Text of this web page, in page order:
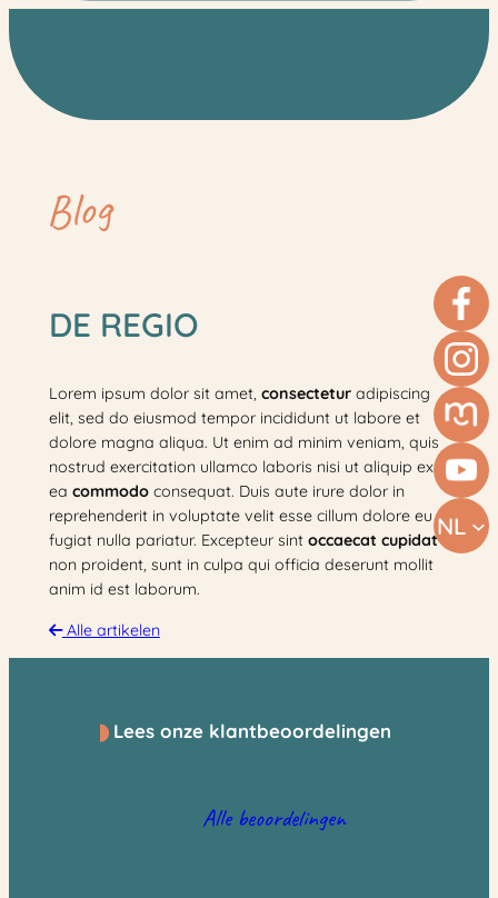
naar
de
inhoud
NL
Blog
DE REGIO
Lorem ipsum dolor sit amet, consecteturadipiscing
elit, sed do eiusmod tempor incididunt ut labore et
dolore magna aliqua. Ut enim ad minim veniam, quis
nostrud exercitation ullamco laboris nisi ut aliquip ex
ea commodoconsequat. Duis aute irure dolor in
reprehenderit in voluptate velit esse cillum dolore eu
fugiat nulla pariatur. Excepteur sint occaecat cupidat
non proident, sunt in culpa qui officia deserunt mollit
anim id est laborum.
Alle artikelen
Lees onze klantbeoordelingen
Alle beoordelingen